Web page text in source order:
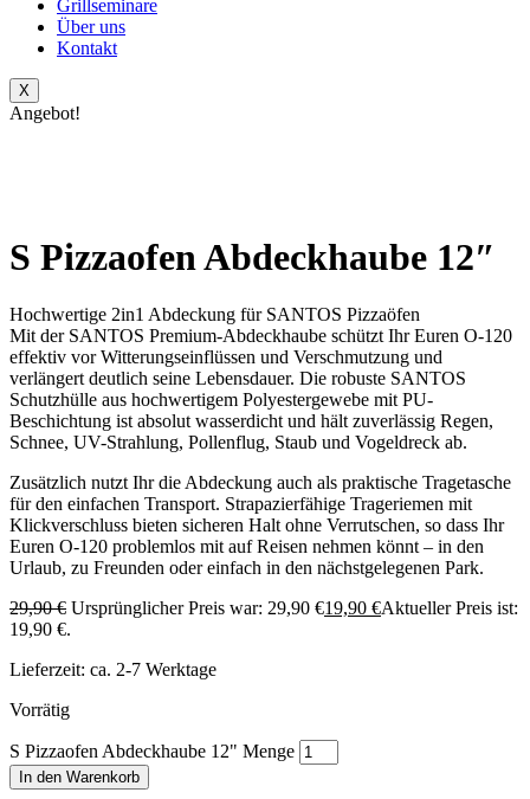
Grillseminare
Über uns
Kontakt
X
Angebot!
S Pizzaofen Abdeckhaube 12″
Hochwertige 2in1 Abdeckung für SANTOS Pizzaöfen
Mit der SANTOS Premium-Abdeckhaube schützt Ihr Euren O-120
effektiv vor Witterungseinflüssen und Verschmutzung und
verlängert deutlich seine Lebensdauer. Die robuste SANTOS
Schutzhülle aus hochwertigem Polyestergewebe mit PU-
Beschichtung ist absolut wasserdicht und hält zuverlässig Regen,
Schnee, UV-Strahlung, Pollenflug, Staub und Vogeldreck ab.
Zusätzlich nutzt Ihr die Abdeckung auch als praktische Tragetasche
für den einfachen Transport. Strapazierfähige Trageriemen mit
Klickverschluss bieten sicheren Halt ohne Verrutschen, so dass Ihr
Euren O-120 problemlos mit auf Reisen nehmen könnt – in den
Urlaub, zu Freunden oder einfach in den nächstgelegenen Park.
29,90€ Ursprünglicher Preis war: 29,90 €19,90 €Aktueller Preis ist:
19,90 €.
Lieferzeit: ca. 2-7 Werktage
Vorrätig
S Pizzaofen Abdeckhaube 12" Menge
In den Warenkorb